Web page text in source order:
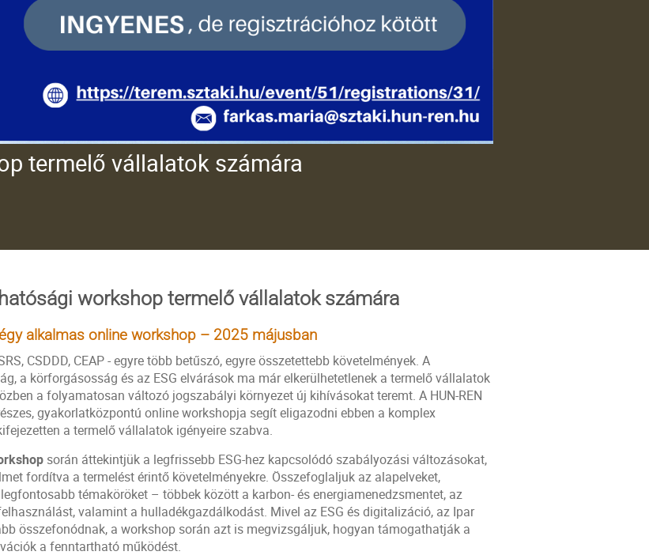
termelő vállalatok számára
workshop termelő vállalatok számára
alkalmas online workshop – 2025 májusban
CSDDD, CEAP - egyre több betűszó, egyre összetettebb követelmények. A
a körforgásosság és az ESG elvárások ma már elkerülhetetlenek a termelő vállalatok
a folyamatosan változó jogszabályi környezet új kihívásokat teremt. A HUN-REN
gyakorlatközpontú online workshopja segít eligazodni ebben a komplex
a termelő vállalatok igényeire szabva.
során áttekintjük a legfrissebb ESG-hez kapcsolódó szabályozási változásokat,
fordítva a termelést érintő követelményekre. Összefoglaljuk az alapelveket,
témaköröket – többek között a karbon- és energiamenedzsmentet, az
valamint a hulladékgazdálkodást. Mivel az ESG és digitalizáció, az Ipar
összefonódnak, a workshop során azt is megvizsgáljuk, hogyan támogathatják a
a fenntartható működést.